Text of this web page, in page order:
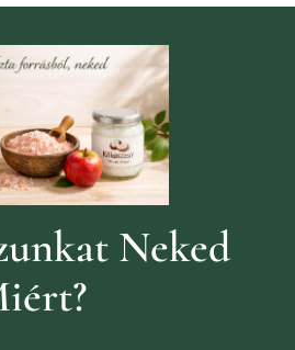
Neked